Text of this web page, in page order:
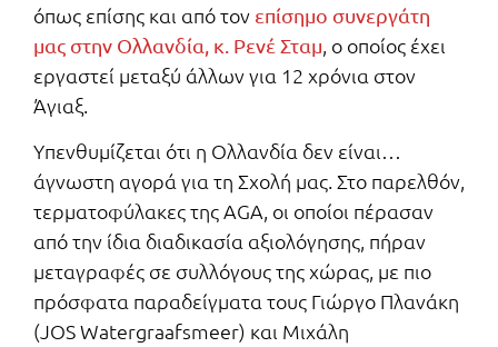
όπως επίσης και από τον επίσημο συνεργάτη
μας στην Ολλανδία, κ. Ρενέ Σταμ, ο οποίος έχει
εργαστεί μεταξύ άλλων για 12 χρόνια στον
Άγιαξ.
Υπενθυμίζεται ότι η Ολλανδία δεν είναι…
άγνωστη αγορά για τη Σχολή μας. Στο παρελθόν,
τερματοφύλακες της AGA, οι οποίοι πέρασαν
από την ίδια διαδικασία αξιολόγησης, πήραν
μεταγραφές σε συλλόγους της χώρας, με πιο
πρόσφατα παραδείγματα τους Γιώργο Πλανάκη
(JOS Watergraafsmeer) και Μιχάλη